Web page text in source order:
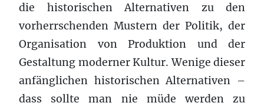
die historischen Alternativen zu den
vorherrschenden Mustern der Politik, der
Organisation von Produktion und der
Gestaltung moderner Kultur. Wenige dieser
anfänglichen historischen Alternativen –
dass sollte man nie müde werden zu